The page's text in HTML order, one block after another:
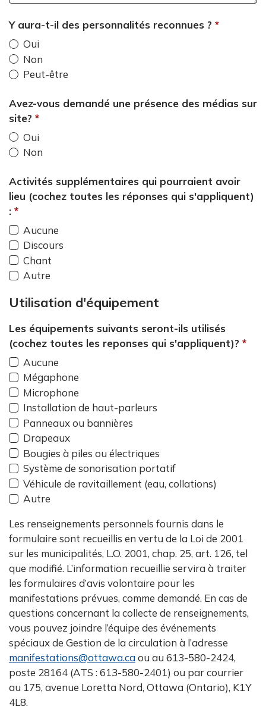
Y aura-t-il des personnalités reconnues ?
Oui
Non
Peut-être
Avez-vous demandé une présence des médias sur
site?
Oui
Non
Activités supplémentaires qui pourraient avoir
lieu (cochez toutes les réponses qui s'appliquent)
:
Aucune
Discours
Chant
Autre
Utilisation d'équipement
Les équipements suivants seront-ils utilisés
(cochez toutes les reponses qui s'appliquent)?
Aucune
Mégaphone
Microphone
Installation de haut-parleurs
Panneaux ou bannières
Drapeaux
Bougies à piles ou électriques
Système de sonorisation portatif
Véhicule de ravitaillement (eau, collations)
Autre
Les renseignements personnels fournis dans le
formulaire sont recueillis en vertu de la Loi de 2001
sur les municipalités, L.O. 2001, chap. 25, art. 126, tel
que modifié. L’information recueillie servira à traiter
les formulaires d’avis volontaire pour les
manifestations prévues, comme demandé. En cas de
questions concernant la collecte de renseignements,
vous pouvez joindre l’équipe des événements
spéciaux de Gestion de la circulation à l’adresse
manifestations@ottawa.caou au 613-580-2424,
poste 28164 (ATS : 613-580-2401) ou par courrier
au 175, avenue Loretta Nord, Ottawa (Ontario), K1Y
4L8.